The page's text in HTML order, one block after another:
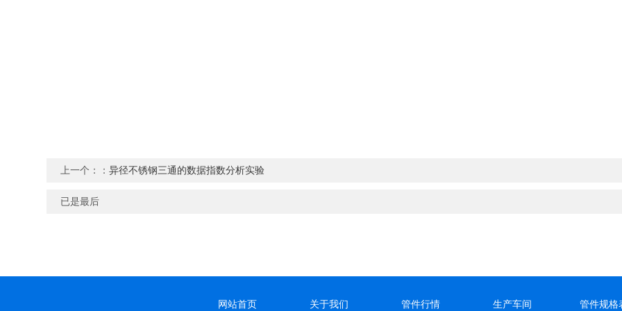
上一个：：异径不锈钢三通的数据指数分析实验
已是最后
网站首页 关于我们 管件行情 生产车间 管件规格